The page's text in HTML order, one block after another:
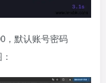
，默认账号密码